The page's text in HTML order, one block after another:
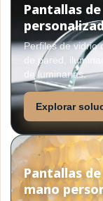
Pantallas
Perfiles de vidrio
de pared,
de luminarias.
Explorar
Pantallas
mano